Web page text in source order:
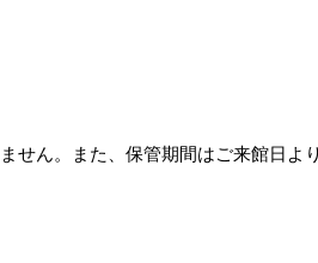
せん。また、保管期間はご来館日よ